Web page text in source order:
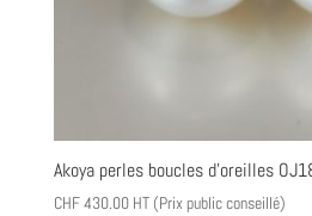
Akoya perles boucles d’oreilles
CHF430.00 HT (Prix public conseillé)